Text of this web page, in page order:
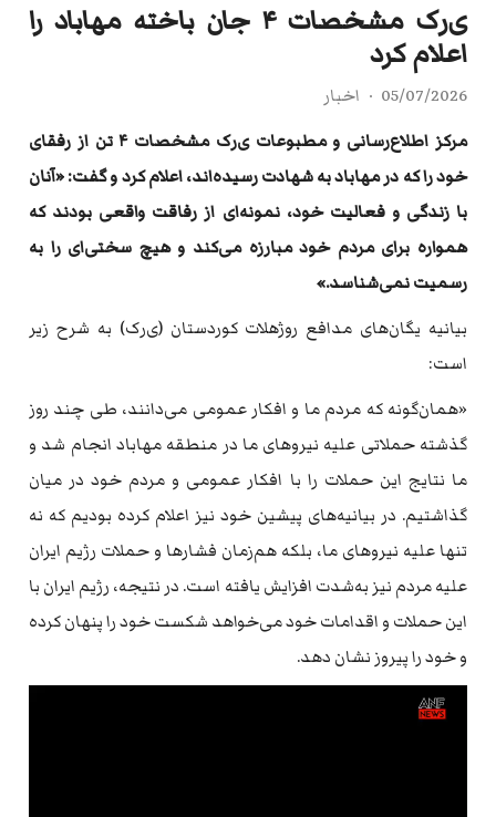
ی‌ر‌ک مشخصات ۴ جان باخته مهاباد را
اعلام کرد
05/07/2026
اخبار
مرکز اطلاع‌رسانی و مطبوعات ی‌ر‌ک مشخصات ۴ تن از رفقای
خود را که در مهاباد به شهادت رسیده‌اند، اعلام کرد و گفت: «آنان
با زندگی و فعالیت خود، نمونه‌ای از رفاقت واقعی بودند که
همواره برای مردم خود مبارزه می‌کند و هیچ سختی‌ای را به
رسمیت نمی‌شناسد.»
بیانیه یگان‌های مدافع روژهلات کوردستان (ی‌ر‌ک) به شرح زیر
است:
«همان‌گونه که مردم ما و افکار عمومی می‌دانند، طی چند روز
گذشته حملاتی علیه نیروهای ما در منطقه مهاباد انجام شد و
ما نتایج این حملات را با افکار عمومی و مردم خود در میان
گذاشتیم. در بیانیه‌های پیشین خود نیز اعلام کرده بودیم که نه
تنها علیه نیروهای ما، بلکه هم‌زمان فشارها و حملات رژیم ایران
علیه مردم نیز به‌شدت افزایش یافته است. در نتیجه، رژیم ایران با
این حملات و اقدامات خود می‌خواهد شکست خود را پنهان کرده
و خود را پیروز نشان دهد.